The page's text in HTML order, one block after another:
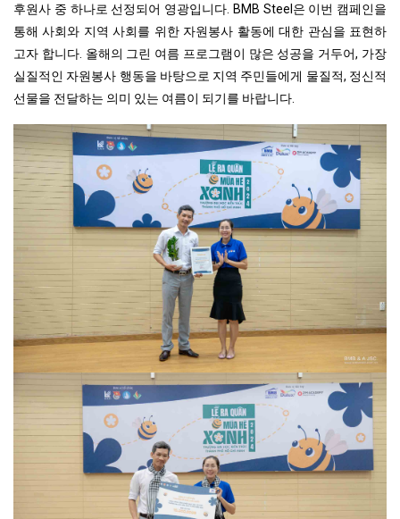
후원사 중 하나로 선정되어 영광입니다. BMB Steel은 이번 캠페인을
통해 사회와 지역 사회를 위한 자원봉사 활동에 대한 관심을 표현하
고자 합니다. 올해의 그린 여름 프로그램이 많은 성공을 거두어, 가장
실질적인 자원봉사 행동을 바탕으로 지역 주민들에게 물질적, 정신적
선물을 전달하는 의미 있는 여름이 되기를 바랍니다.